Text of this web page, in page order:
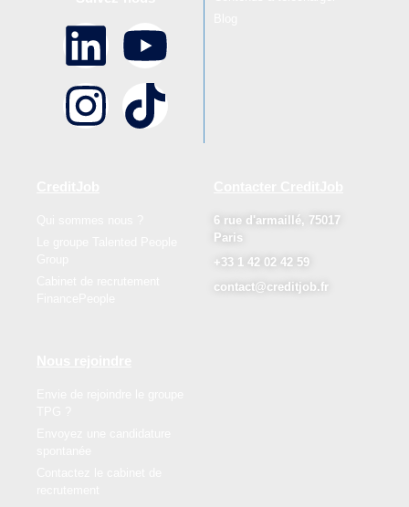
6 rue d'armaillé, 75017
Paris
+33 1 42 02 42 59
contact@creditjob.fr